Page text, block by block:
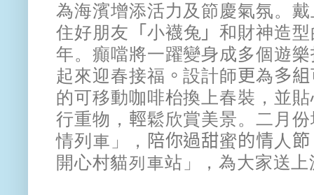
為海濱增添活力及節慶氣氛。
住好朋友 「 小襪兔 」和財神造
年。 癲噹將一躍變身成多個遊
起來迎春接福 。設計師更為多組
的可移動咖啡枱換上春裝，並
行重物， 輕鬆欣賞美景。二月份
情列車」， 陪你過甜蜜的情 人 節
開心村貓列車站」，為大家送